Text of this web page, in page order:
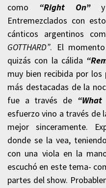
como “Right On”
Entremezclados con
cánticos argentinos
GOTTHARD”. El
quizás con la cálida
muy bien recibida por los
más destacadas de la
fue a través de
esfuerzo vino a través de
mejor sinceramente.
donde se la vea,
con una viola en la
escuchó en este tema-
partes del show.